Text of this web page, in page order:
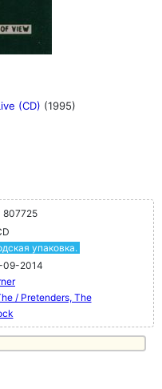
(CD) (1995)
807725
упаковка.
09-2014
/ Pretenders, The